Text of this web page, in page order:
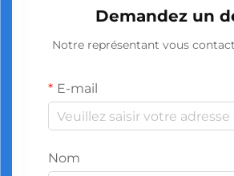
Demandez un
Notre représentant vous
E-mail
Nom